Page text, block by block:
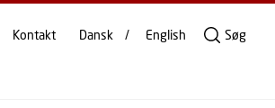
Kontakt Dansk English Søg